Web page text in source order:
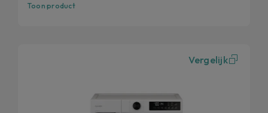
Toon product
Vergelijk